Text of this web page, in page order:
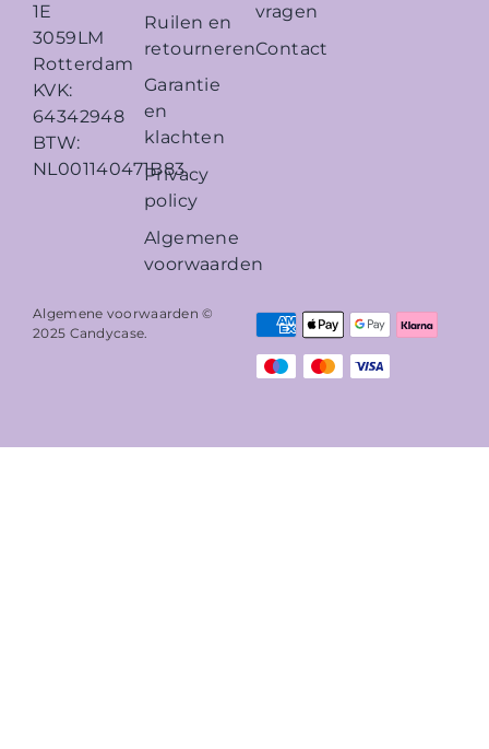
1E
3059LM
Rotterdam
KVK:
64342948
BTW:
NL001140471B83
Ruilen en
retourneren
Garantie
en
klachten
Privacy
policy
Algemene
voorwaarden
vragen
Contact
Algemene voorwaarden ©
2025 Candycase.